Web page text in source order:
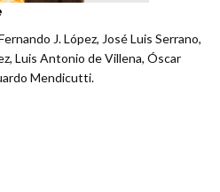
J. López, José Luis Serrano,
Luis Antonio de Villena, Óscar
Mendicutti.